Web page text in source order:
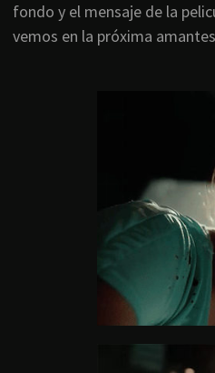
fondo y el mensaje de la
vemos en la próxima